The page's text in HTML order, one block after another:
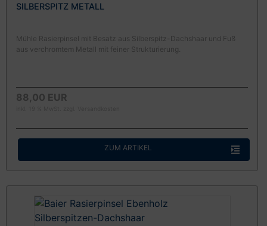
SILBERSPITZ METALL
Mühle Rasierpinsel mit Besatz aus Silberspitz-Dachshaar und Fuß
aus verchromtem Metall mit feiner Strukturierung.
88,00 EUR
ZUM ARTIKEL